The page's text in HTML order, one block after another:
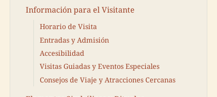
Información para el Visitante
Horario de Visita
Entradas y Admisión
Accesibilidad
Visitas Guiadas y Eventos Especiales
Consejos de Viaje y Atracciones Cercanas